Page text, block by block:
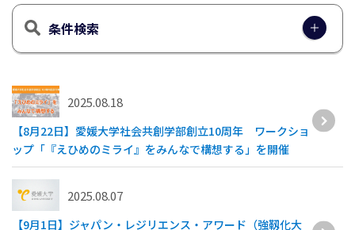
条件検索
2025.08.18
【8月22日】愛媛大学社会共創学部創立10周年 ワークショ
ップ「『えひめのミライ』をみんなで構想する」を開催
2025.08.07
【9月1日】ジャパン・レジリエンス・アワード（強靱化大